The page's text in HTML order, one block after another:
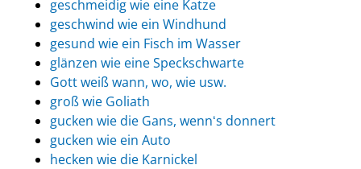
geschmeidig wie eine Katze
geschwind wie ein Windhund
gesund wie ein Fisch im Wasser
glänzen wie eine Speckschwarte
Gott weiß wann, wo, wie usw.
groß wie Goliath
gucken wie die Gans, wennʻs donnert
gucken wie ein Auto
hecken wie die Karnickel